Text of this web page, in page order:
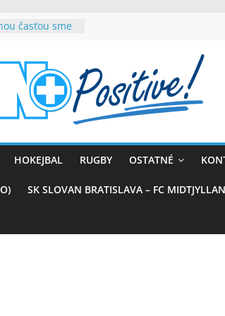
časťou sme
tímového
prvenstvo
nad
HOKEJBAL RUGBY OSTATNÉ
SK SLOVAN BRATISLAVA – FC